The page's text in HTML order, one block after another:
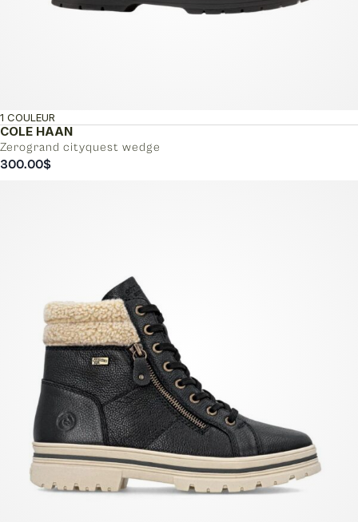
COLE HAAN
Zerogrand cityquest wedge
1 COULEUR
300.00$